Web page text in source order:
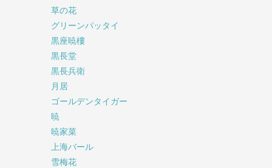
草の花
グリーンパッタイ
黒座暁樓
黒長堂
黒長兵衛
月居
ゴールデンタイガー
暁
暁家菜
上海バール
雪梅花